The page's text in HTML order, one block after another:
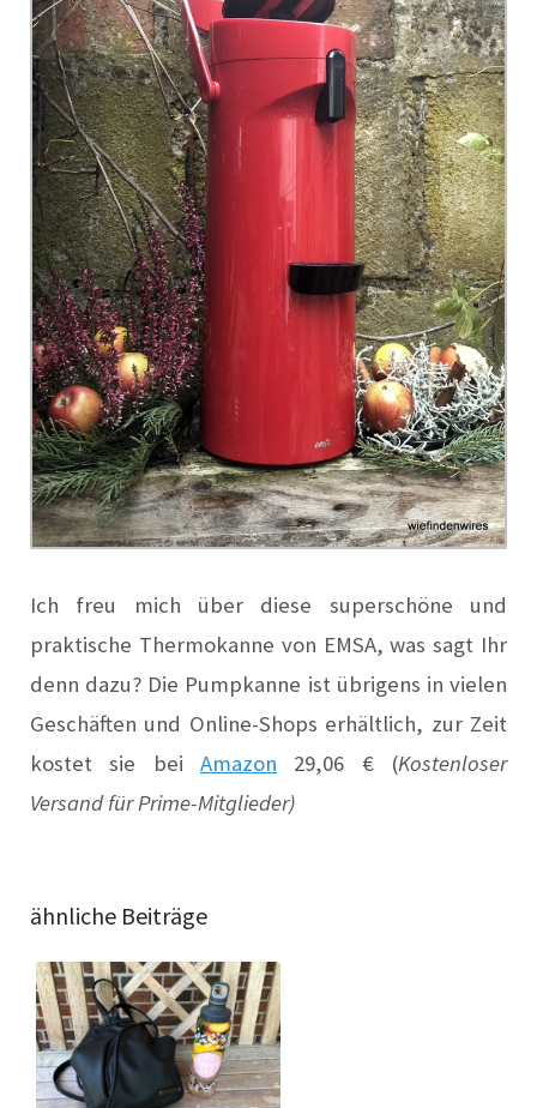
Ich freu mich über diese superschöne und
praktische Thermokanne von EMSA, was sagt Ihr
denn dazu? Die Pumpkanne ist übrigens in vielen
Geschäften und Online-Shops erhältlich, zur Zeit
kostet sie
beiAmazon 29,06 € (Kostenloser
Versand für Prime-Mitglieder)
ähnliche Beiträge